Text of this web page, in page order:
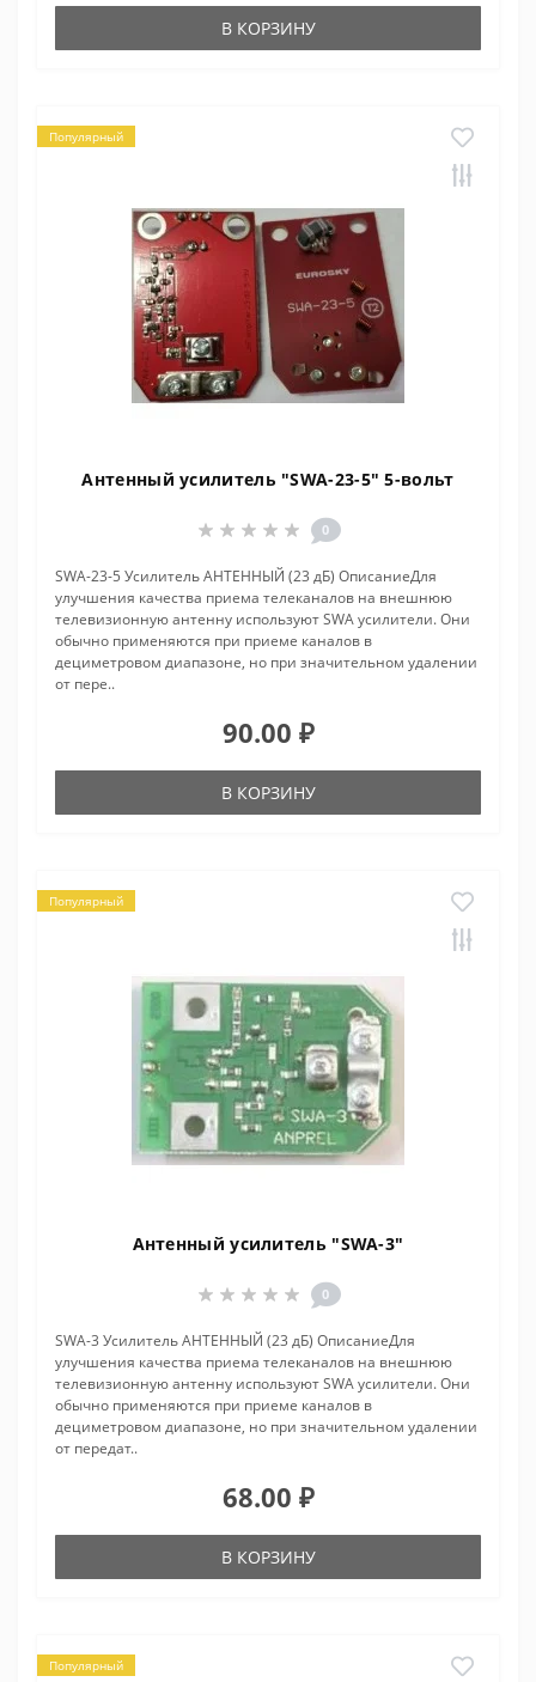
В КОРЗИНУ
Популярный
Антенный усилитель "SWA-23-5" 5-вольт
0
SWA-23-5 Усилитель АНТЕННЫЙ (23 дБ) ОписаниеДля
улучшения качества приема телеканалов на внешнюю
телевизионную антенну используют SWA усилители. Они
обычно применяются при приеме каналов в
дециметровом диапазоне, но при значительном удалении
от пере..
90.00 ₽
В КОРЗИНУ
Популярный
Антенный усилитель "SWA-3"
0
SWA-3 Усилитель АНТЕННЫЙ (23 дБ) ОписаниеДля
улучшения качества приема телеканалов на внешнюю
телевизионную антенну используют SWA усилители. Они
обычно применяются при приеме каналов в
дециметровом диапазоне, но при значительном удалении
от передат..
68.00 ₽
В КОРЗИНУ
Популярный